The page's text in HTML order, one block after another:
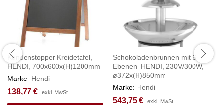
Kundenstopper Kreidetafel,
HENDI, 700x600x(H)1200mm
Marke: Hendi
138,77 € exkl. MwSt.
Schokoladenbrunnen mit 6
Ebenen, HENDI, 230V/300W,
ø372x(H)850mm
Marke: Hendi
543,75 € exkl. MwSt.